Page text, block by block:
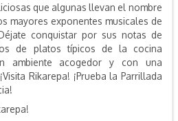
que algunas llevan el nombre
mayores exponentes musicales de
conquistar por sus notas de
de platos típicos de la cocina
ambiente acogedor y con una
Rikarepa! ¡Prueba la Parrillada